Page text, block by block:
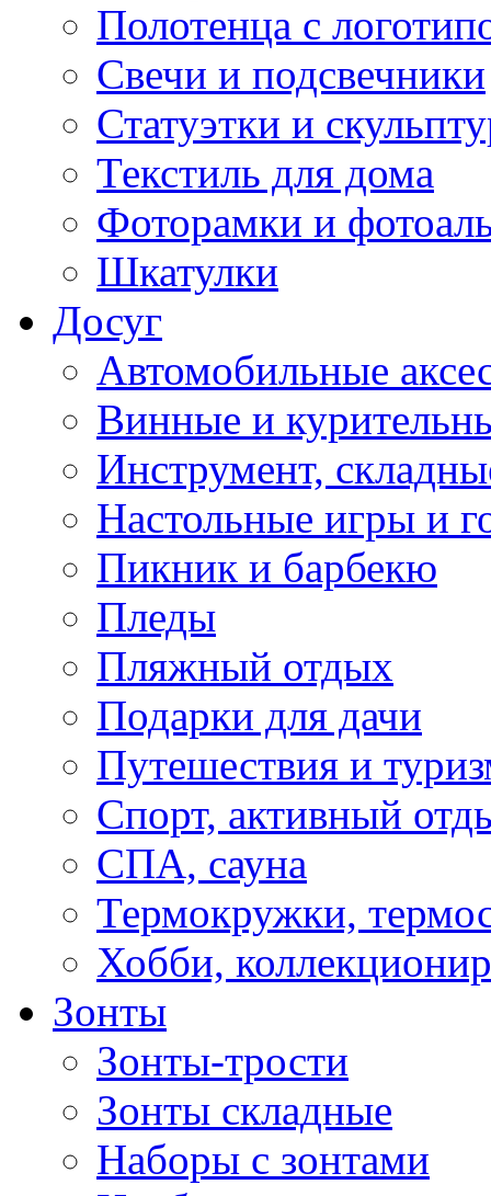
Полотенца с
Свечи и подсвечники
Статуэтки и
Текстиль для дома
Фоторамки и
Шкатулки
Досуг
Автомобильные
Винные и
Инструмент,
Настольные игры и
Пикник и барбекю
Пледы
Пляжный отдых
Подарки для дачи
Путешествия и
Спорт, активный
СПА, сауна
Термокружки,
Хобби,
Зонты
Зонты-трости
Зонты складные
Наборы с зонтами